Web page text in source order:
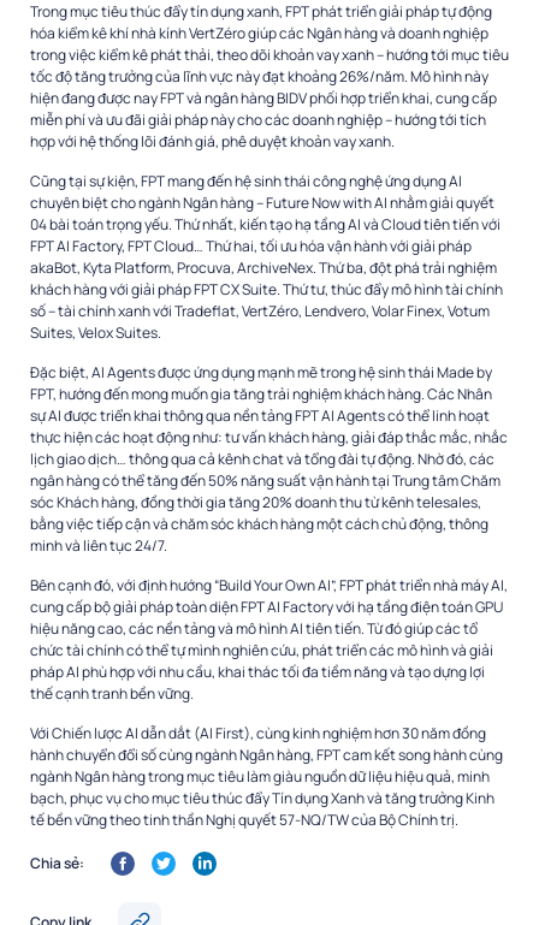
Trong mục tiêu thúc đẩy tín dụng xanh, FPT phát triển giải pháp tự động
hóa kiểm kê khí nhà kính VertZéro giúp các Ngân hàng và doanh nghiệp
trong việc kiểm kê phát thải, theo dõi khoản vay xanh – hướng tới mục tiêu
tốc độ tăng trưởng của lĩnh vực này đạt khoảng 26%/năm. Mô hình này
hiện đang được nay FPT và ngân hàng BIDV phối hợp triển khai, cung cấp
miễn phí và ưu đãi giải pháp này cho các doanh nghiệp – hướng tới tích
hợp với hệ thống lõi đánh giá, phê duyệt khoản vay xanh.
Cũng tại sự kiện, FPT mang đến hệ sinh thái công nghệ ứng dụng AI
chuyên biệt cho ngành Ngân hàng – Future Now with AI nhằm giải quyết
04 bài toán trọng yếu. Thứ nhất, kiến tạo hạ tầng AI và Cloud tiên tiến với
FPT AI Factory, FPT Cloud… Thứ hai, tối ưu hóa vận hành với giải pháp
akaBot, Kyta Platform, Procuva, ArchiveNex. Thứ ba, đột phá trải nghiệm
khách hàng với giải pháp FPT CX Suite. Thứ tư, thúc đẩy mô hình tài chính
số – tài chính xanh với Tradeflat, VertZéro, Lendvero, Volar Finex, Votum
Suites, Velox Suites.
Đặc biệt, AI Agents được ứng dụng mạnh mẽ trong hệ sinh thái Made by
FPT, hướng đến mong muốn gia tăng trải nghiệm khách hàng. Các Nhân
sự AI được triển khai thông qua nền tảng FPT AI Agents có thể linh hoạt
thực hiện các hoạt động như: tư vấn khách hàng, giải đáp thắc mắc, nhắc
lịch giao dịch… thông qua cả kênh chat và tổng đài tự động. Nhờ đó, các
ngân hàng có thể tăng đến 50% năng suất vận hành tại Trung tâm Chăm
sóc Khách hàng, đồng thời gia tăng 20% doanh thu từ kênh telesales,
bằng việc tiếp cận và chăm sóc khách hàng một cách chủ động, thông
minh và liên tục 24/7.
Bên cạnh đó, với định hướng “Build Your Own AI”, FPT phát triển nhà máy AI,
cung cấp bộ giải pháp toàn diện FPT AI Factory với hạ tầng điện toán GPU
hiệu năng cao, các nền tảng và mô hình AI tiên tiến. Từ đó giúp các tổ
chức tài chính có thể tự mình nghiên cứu, phát triển các mô hình và giải
pháp AI phù hợp với nhu cầu, khai thác tối đa tiềm năng và tạo dựng lợi
thế cạnh tranh bền vững.
Với Chiến lược AI dẫn dắt (AI First), cùng kinh nghiệm hơn 30 năm đồng
hành chuyển đổi số cùng ngành Ngân hàng, FPT cam kết song hành cùng
ngành Ngân hàng trong mục tiêu làm giàu nguồn dữ liệu hiệu quả, minh
bạch, phục vụ cho mục tiêu thúc đẩy Tín dụng Xanh và tăng trưởng Kinh
tế bền vững theo tinh thần Nghị quyết 57-NQ/TW của Bộ Chính trị.
Chia sẻ: